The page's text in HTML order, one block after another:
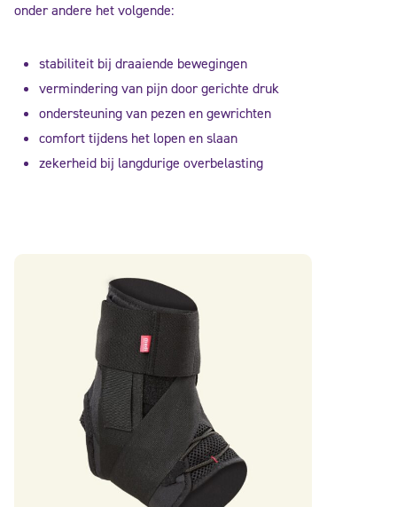
onder andere het volgende:
stabiliteit bij draaiende bewegingen
vermindering van pijn door gerichte druk
ondersteuning van pezen en gewrichten
comfort tijdens het lopen en slaan
zekerheid bij langdurige overbelasting